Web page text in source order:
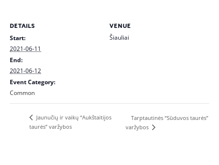
DETAILS
Start:
2021-06-11
End:
2021-06-12
Event Category:
Common
VENUE
Šiauliai
Jaunučių ir vaikų “Aukštaitijos
taurės” varžybos
Tarptautinės “Sūduvos taurės”
varžybos